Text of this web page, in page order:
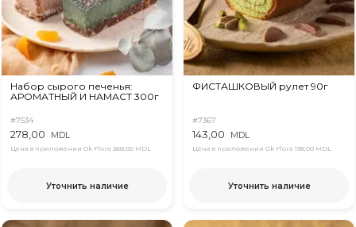
Набор сырого печенья:
АРОМАТНЫЙ И НАМАСТ 300г
#7534
278,00 MDL
Цена в приложении Ok Flora 268,00 MDL
Уточнить наличие
ФИСТАШКОВЫЙ рулет 90г
#7367
143,00 MDL
Цена в приложении Ok Flora 138,00 MDL
Уточнить наличие